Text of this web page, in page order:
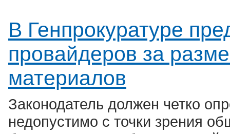
В Генпрокуратуре
провайдеров за
материалов
Законодатель должен четко
недопустимо с точки зрения